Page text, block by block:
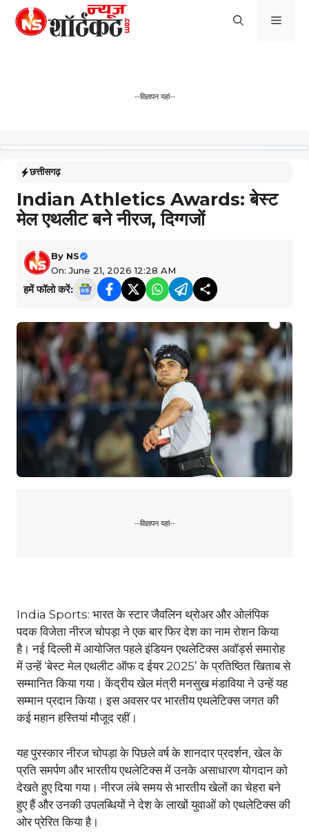
Skip
--विज्ञापन यहां--
छत्तीसगढ़
Indian Athletics Awards: बेस्ट
मेल एथलीट बने नीरज, दिग्गजों
By NS
On: June 21, 2026 12:28 AM
हमें फॉलो करें:
--विज्ञापन यहां--
India Sports: भारत के स्टार जैवलिन थ्रोअर और ओलंपिक
पदक विजेता नीरज चोपड़ा ने एक बार फिर देश का नाम रोशन किया
है। नई दिल्ली में आयोजित पहले इंडियन एथलेटिक्स अवॉर्ड्स समारोह
में उन्हें ‘बेस्ट मेल एथलीट ऑफ द ईयर 2025’ के प्रतिष्ठित खिताब से
सम्मानित किया गया। केंद्रीय खेल मंत्री मनसुख मंडाविया ने उन्हें यह
सम्मान प्रदान किया। इस अवसर पर भारतीय एथलेटिक्स जगत की
कई महान हस्तियां मौजूद रहीं।
यह पुरस्कार नीरज चोपड़ा के पिछले वर्ष के शानदार प्रदर्शन, खेल के
प्रति समर्पण और भारतीय एथलेटिक्स में उनके असाधारण योगदान को
देखते हुए दिया गया। नीरज लंबे समय से भारतीय खेलों का चेहरा बने
हुए हैं और उनकी उपलब्धियों ने देश के लाखों युवाओं को एथलेटिक्स की
ओर प्रेरित किया है।